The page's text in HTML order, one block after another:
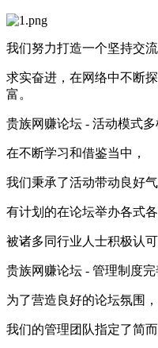
我们努力打造一个坚持交
求实奋进，在网络中不断
富。
贵族网赚论坛 - 活动模式多
在不断学习和借鉴当中，
我们秉承了活动带动良好
有计划的在论坛举办各式
被诸多同行业人士积极认
贵族网赚论坛 - 管理制度完
为了营造良好的论坛氛围，
我们的管理团队指定了简